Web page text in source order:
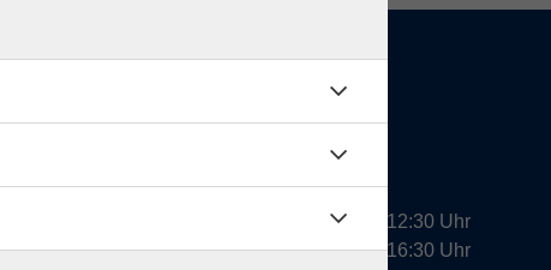
09:00 - 12:30 Uhr
13:00 - 16:30 Uhr